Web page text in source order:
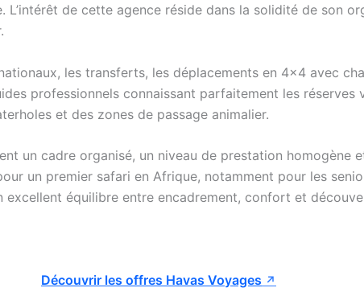
L’intérêt de cette agence réside dans la solidité de son
les transferts, les déplacements en 4×4 avec
professionnels connaissant parfaitement les
et des zones de passage animalier.
un cadre organisé, un niveau de prestation homogène
un premier safari en Afrique, notamment pour les
équilibre entre encadrement, confort et
Découvrir les offres Havas Voyages